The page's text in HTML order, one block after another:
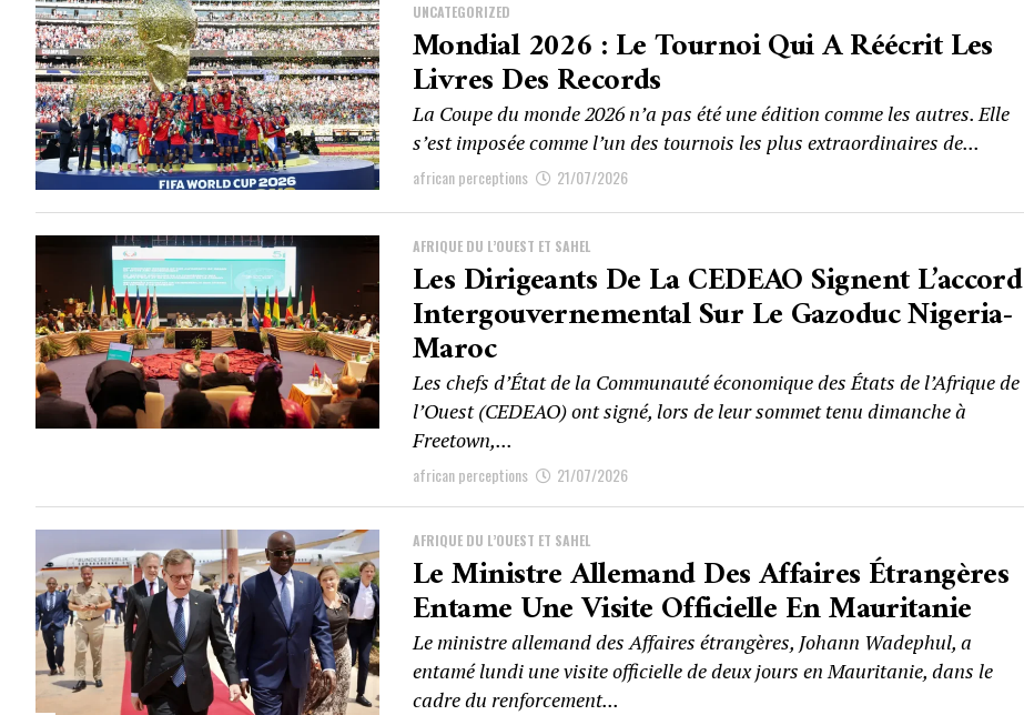
UNCATEGORIZED
Mondial 2026 : Le Tournoi Qui A Réécrit Les
Livres Des Records
La Coupe du monde 2026 n’a pas été une édition comme les autres. Elle
s’est imposée comme l’un des tournois les plus extraordinaires de...
african perceptions 21/07/2026
AFRIQUE DU L’OUEST ET SAHEL
Les Dirigeants De La CEDEAO Signent L’accord
Intergouvernemental Sur Le Gazoduc Nigeria-
Maroc
Les chefs d’État de la Communauté économique des États de l’Afrique de
l’Ouest (CEDEAO) ont signé, lors de leur sommet tenu dimanche à
Freetown,...
african perceptions 21/07/2026
AFRIQUE DU L’OUEST ET SAHEL
Le Ministre Allemand Des Affaires Étrangères
Entame Une Visite Officielle En Mauritanie
Le ministre allemand des Affaires étrangères, Johann Wadephul, a
entamé lundi une visite officielle de deux jours en Mauritanie, dans le
cadre du renforcement...